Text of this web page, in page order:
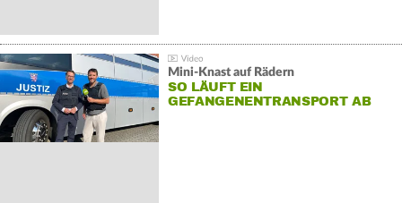
Mini-Knast auf Rädern
SO LÄUFT EIN
GEFANGENENTRANSPORT AB